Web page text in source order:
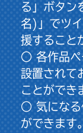
る」ボタ
名)」でツ
援すること
○ 各作品ペ
設置されて
ことができ
○ 気になる
ができます